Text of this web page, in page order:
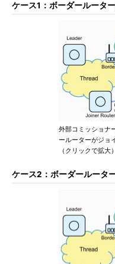
ケース1：ボーダールータ
外部コミッショナ
ールーターがジョ
（クリックで拡大）
ケース2：ボーダールータ